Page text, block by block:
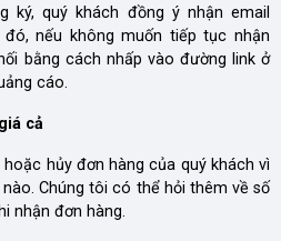
ký, quý khách đồng ý nhận email
nếu không muốn tiếp tục nhận
bằng cách nhấp vào đường link ở
cáo.
cả
hủy đơn hàng của quý khách vì
Chúng tôi có thể hỏi thêm về số
nhận đơn hàng.